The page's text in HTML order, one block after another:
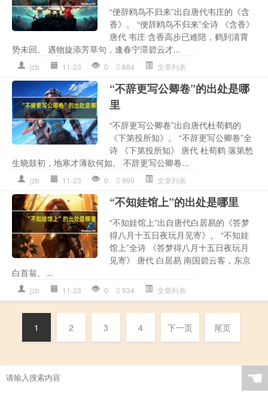
“便辞鸥鸟不归来”出自唐代韦庄的《含
香》。 “便辞鸥鸟不归来”全诗 《含香》
唐代 韦庄 含香高步已难陪，鹤到清霄
势未回。 遇物旋添芳草句，逢春宁滞碧云才...
jzb 11-23 0 884 文章列表
“不辞更写公卿卷”的出处是哪
里
“不辞更写公卿卷”出自唐代杜荀鹤的
《下第投所知》。 “不辞更写公卿卷”全
诗 《下第投所知》 唐代 杜荀鹤 落第愁
生晓鼓初，地寒才薄欲何如。 不辞更写公卿卷...
jzb 11-23 0 999 文章列表
“不知娃馆上”的出处是哪里
“不知娃馆上”出自唐代白居易的《答梦
得八月十五日夜玩月见寄》。 “不知娃
馆上”全诗 《答梦得八月十五日夜玩月
见寄》 唐代 白居易 南国碧云客，东京
白首翁。...
jzb 11-23 0 934 文章列表
1 2 3 4 下一页 尾页
☚